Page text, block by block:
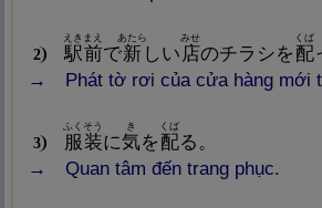
2 駅前
えきまえ
で新
あたら
しい 店
みせ
のチラシを 配
くば
Phát tờ rơi của cửa hàng mới
3 服装
ふくそう
に気
き
を 配
くば
る。
Quan tâm đến trang phục.